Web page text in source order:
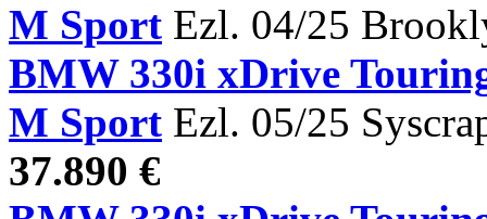
M Sport Ezl. 04/25
BMW 330i xDrive
M Sport Ezl. 05/25
37.890 €